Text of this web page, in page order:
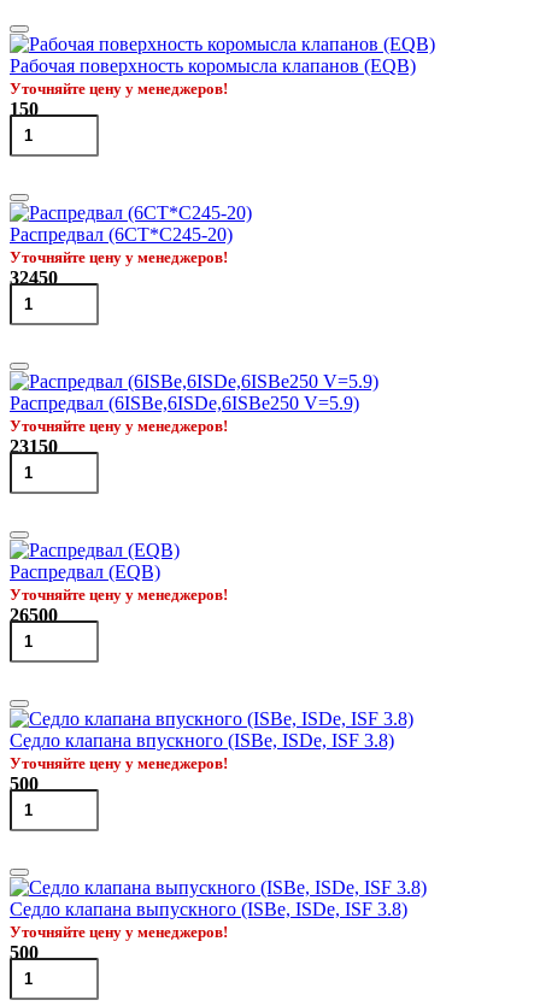
Рабочая поверхность коромысла клапанов (EQB)
Уточняйте цену у менеджеров!
150
Распредвал (6CT*C245-20)
Уточняйте цену у менеджеров!
32450
Распредвал (6ISBe,6ISDe,6ISBe250 V=5.9)
Уточняйте цену у менеджеров!
23150
Распредвал (EQB)
Уточняйте цену у менеджеров!
26500
Седло клапана впускного (ISBe, ISDe, ISF 3.8)
Уточняйте цену у менеджеров!
500
Седло клапана выпускного (ISBe, ISDe, ISF 3.8)
Уточняйте цену у менеджеров!
500